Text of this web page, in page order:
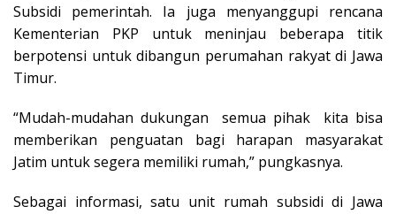
Subsidi pemerintah. Ia juga menyanggupi rencana
Kementerian PKP untuk meninjau beberapa titik
berpotensi untuk dibangun perumahan rakyat di Jawa
Timur.
“Mudah-mudahan dukungan semua pihak kita bisa
memberikan penguatan bagi harapan masyarakat
Jatim untuk segera memiliki rumah,” pungkasnya.
Sebagai informasi, satu unit rumah subsidi di Jawa